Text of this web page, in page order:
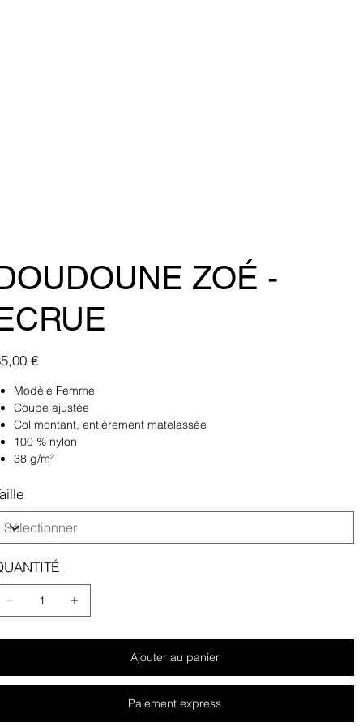
ZOÉ -
€
Modèle Femme
Coupe ajustée
Col montant, entièrement matelassée
100 % nylon
38 g/m²
Ajouter au panier
Paiement express